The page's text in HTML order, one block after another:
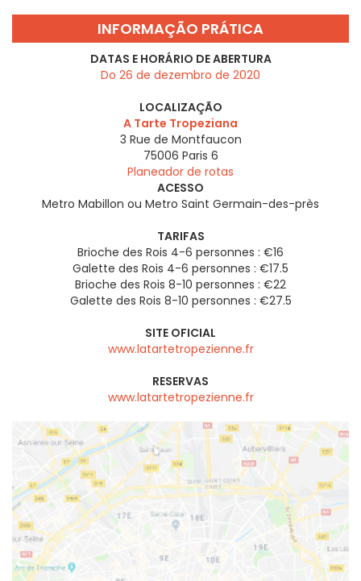
INFORMAÇÃO PRÁTICA
DATAS E HORÁRIO DE ABERTURA
Do 26 de dezembro de 2020
LOCALIZAÇÃO
A Tarte Tropeziana
3 Rue de Montfaucon
75006 Paris 6
Planeador de rotas
ACESSO
Metro Mabillon ou Metro Saint Germain-des-près
TARIFAS
Brioche des Rois 4-6 personnes : €16
Galette des Rois 4-6 personnes : €17.5
Brioche des Rois 8-10 personnes : €22
Galette des Rois 8-10 personnes : €27.5
SITE OFICIAL
www.latartetropezienne.fr
RESERVAS
www.latartetropezienne.fr